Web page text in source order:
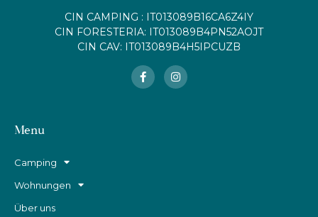
CIN CAMPING : IT013089B16CA6Z4IY
CIN FORESTERIA: IT013089B4PN52AOJT
CIN CAV: IT013089B4H5IPCUZB
Menu
Camping
Wohnungen
Über uns